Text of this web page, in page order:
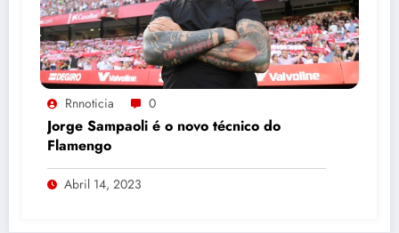
Rnnoticia 0
Jorge Sampaoli é o novo técnico do
Flamengo
Abril 14, 2023